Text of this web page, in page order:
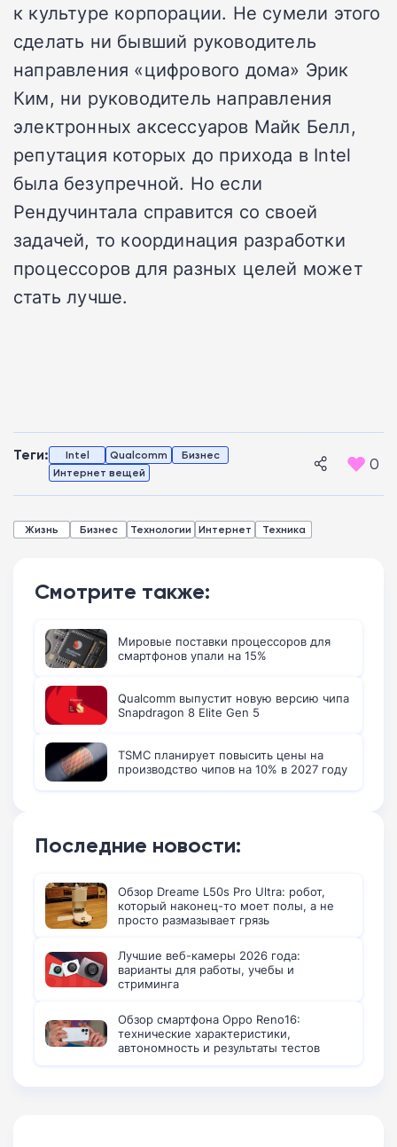
к культуре корпорации. Не сумели этого
сделать ни бывший руководитель
направления «цифрового дома» Эрик
Ким, ни руководитель направления
электронных аксессуаров Майк Белл,
репутация которых до прихода в Intel
была безупречной. Но если
Рендучинтала справится со своей
задачей, то координация разработки
процессоров для разных целей может
стать лучше.
Теги: Intel Qualcomm
Бизнес
Интернет вещей
0
Жизнь Бизнес Технологии Интернет Техника
Смотрите также:
Мировые поставки процессоров для
смартфонов упали на 15%
Qualcomm выпустит новую версию чипа
Snapdragon 8 Elite Gen 5
TSMC планирует повысить цены на
производство чипов на 10% в 2027 году
Последние новости:
Обзор Dreame L50s Pro Ultra: робот,
который наконец-то моет полы, а не
просто размазывает грязь
Лучшие веб-камеры 2026 года:
варианты для работы, учебы и
стриминга
Обзор смартфона Oppo Reno16:
технические характеристики,
автономность и результаты тестов